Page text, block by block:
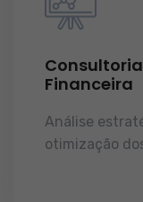
Consultoria
Financeira
Análise
otimização